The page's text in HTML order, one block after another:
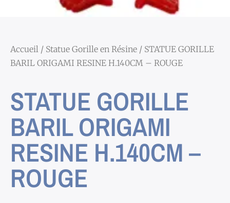
Accueil / Statue Gorille en Résine / STATUE GORILLE
BARIL ORIGAMI RESINE H.140CM – ROUGE
STATUE GORILLE
BARIL ORIGAMI
RESINE H.140CM –
ROUGE